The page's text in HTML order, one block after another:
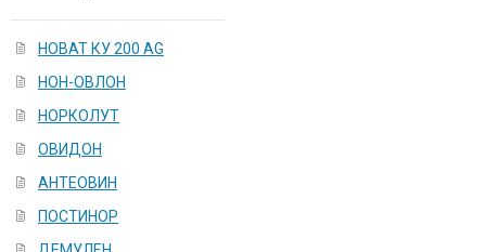
НОВАТ КУ 200 AG
НОН-ОВЛОН
НОРКОЛУТ
ОВИДОН
АНТЕОВИН
ПОСТИНОР